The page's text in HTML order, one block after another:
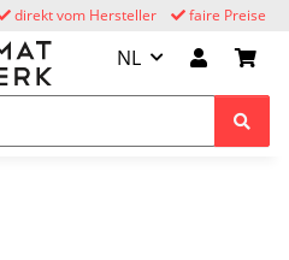
faire Preise
direkt vom Hersteller
NL